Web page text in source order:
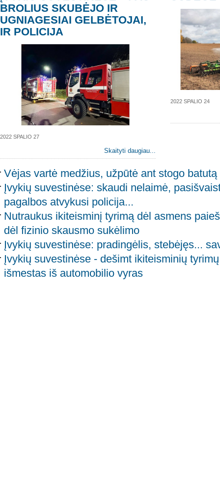
BROLIUS SKUBĖJO IR
UGNIAGESIAI GELBĖTOJAI,
IR POLICIJA
2022 SPALIO 27
Skaityti daugiau...
2022 SPALIO 24
Vėjas vartė medžius, užpūtė ant stogo batutą
Įvykių suvestinėse: skaudi nelaimė,
pagalbos atvykusi policija...
Nutraukus ikiteisminį tyrimą dėl asmens
dėl fizinio skausmo sukėlimo
Įvykių suvestinėse: pradingėlis, stebėjęs...
Įvykių suvestinėse - dešimt ikiteisminių
išmestas iš automobilio vyras